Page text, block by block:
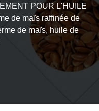
POUR L'HUILE
de maïs raffinée de
de maïs, huile de